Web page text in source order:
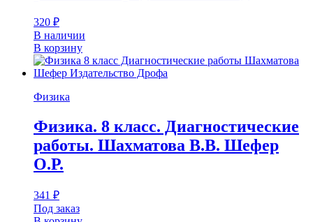
320 ₽
В наличии
В корзину
Физика
Физика. 8 класс. Диагностические
работы. Шахматова В.В. Шефер
О.Р.
341 ₽
Под заказ